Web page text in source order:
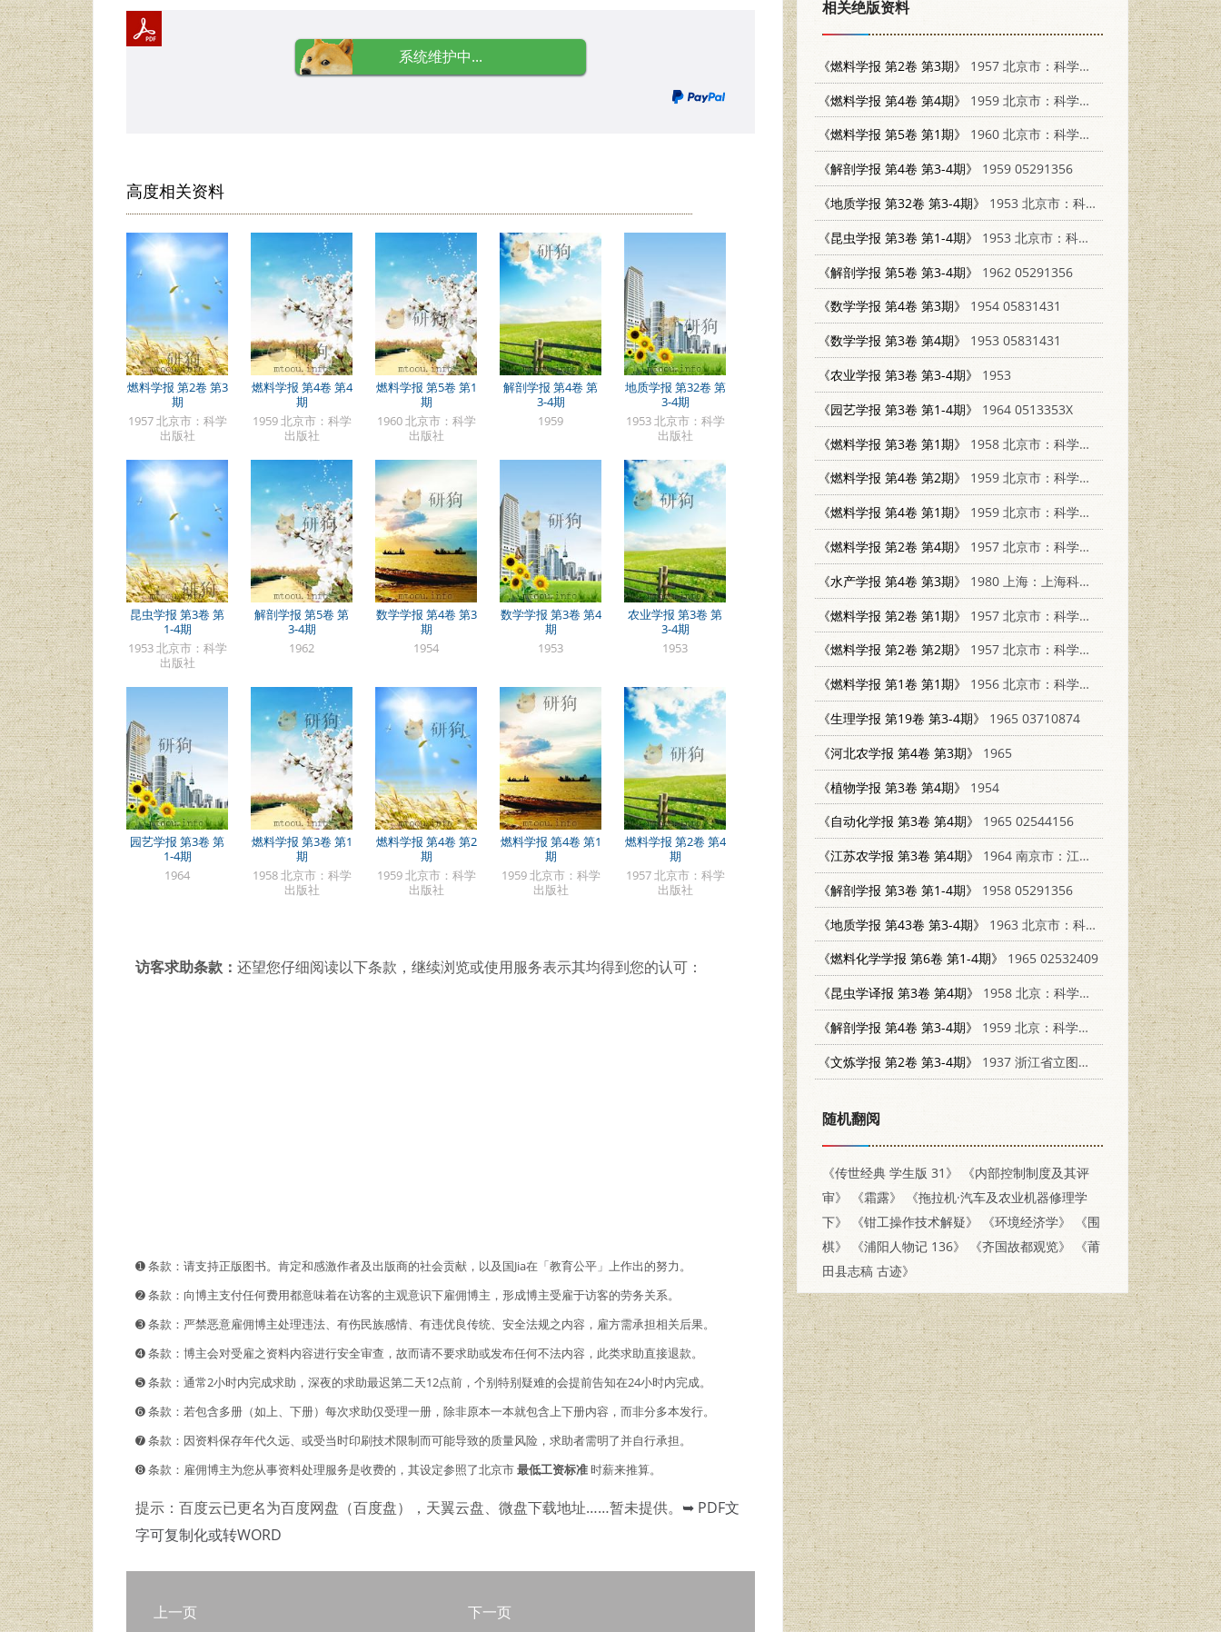
系统维护中...
高度相关资料
燃料学报 第2卷 第3
期
1957 北京市：科学
出版社
燃料学报 第4卷 第4
期
1959 北京市：科学
出版社
燃料学报 第5卷 第1
期
1960 北京市：科学
出版社
解剖学报 第4卷 第
3-4期
1959
地质学报 第32卷 第
3-4期
1953 北京市：科学
出版社
昆虫学报 第3卷 第
1-4期
1953 北京市：科学
出版社
解剖学报 第5卷 第
3-4期
1962
数学学报 第4卷 第3
期
1954
数学学报 第3卷 第4
期
1953
农业学报 第3卷 第
3-4期
1953
园艺学报 第3卷 第
1-4期
1964
燃料学报 第3卷 第1
期
1958 北京市：科学
出版社
燃料学报 第4卷 第2
期
1959 北京市：科学
出版社
燃料学报 第4卷 第1
期
1959 北京市：科学
出版社
燃料学报 第2卷 第4
期
1957 北京市：科学
出版社
访客求助条款： 还望您仔细阅读以下条款，继续浏览或使用服务表示其均得到您的认可：
➊️ 条款：请支持正版图书。肯定和感激作者及出版商的社会贡献，以及国Jia在「教育公平」上作出的努力。
➋️️ 条款：向博主支付任何费用都意味着在访客的主观意识下雇佣博主，形成博主受雇于访客的劳务关系。
➌ 条款：严禁恶意雇佣博主处理违法、有伤民族感情、有违优良传统、安全法规之内容，雇方需承担相关后果。
➍ 条款：博主会对受雇之资料内容进行安全审查，故而请不要求助或发布任何不法内容，此类求助直接退款。
➎ 条款：通常2小时内完成求助，深夜的求助最迟第二天12点前，个别特别疑难的会提前告知在24小时内完成。
➏ 条款：若包含多册（如上、下册）每次求助仅受理一册，除非原本一本就包含上下册内容，而非分多本发行。
➐ 条款：因资料保存年代久远、或受当时印刷技术限制而可能导致的质量风险，求助者需明了并自行承担。
➑ 条款：雇佣博主为您从事资料处理服务是收费的，其设定参照了北京市最低工资标准时薪来推算。
提示：百度云已更名为百度网盘（百度盘），天翼云盘、微盘下载地址……暂未提供。 ➥ PDF文
字可复制化或转WORD
上一页 下一页
相关绝版资料
《燃料学报 第2卷 第3期》
1957 北京市：科学出版社
《燃料学报 第4卷 第4期》
1959 北京市：科学出版社
《燃料学报 第5卷 第1期》
1960 北京市：科学出版社
《解剖学报 第4卷 第3-4期》
1959 05291356
《地质学报 第32卷 第3-4期》
1953 北京市：科学出版社 00015717
《昆虫学报 第3卷 第1-4期》
1953 北京市：科学出版社 04546296
《解剖学报 第5卷 第3-4期》
1962 05291356
《数学学报 第4卷 第3期》
1954 05831431
《数学学报 第3卷 第4期》
1953 05831431
《农业学报 第3卷 第3-4期》
1953
《园艺学报 第3卷 第1-4期》
1964 0513353X
《燃料学报 第3卷 第1期》
1958 北京市：科学出版社
《燃料学报 第4卷 第2期》
1959 北京市：科学出版社
《燃料学报 第4卷 第1期》
1959 北京市：科学出版社
《燃料学报 第2卷 第4期》
1957 北京市：科学出版社
《水产学报 第4卷 第3期》
1980 上海：上海科学技术出版社
《燃料学报 第2卷 第1期》
1957 北京市：科学出版社
《燃料学报 第2卷 第2期》
1957 北京市：科学出版社
《燃料学报 第1卷 第1期》
1956 北京市：科学出版社
《生理学报 第19卷 第3-4期》
1965 03710874
《河北农学报 第4卷 第3期》
1965
《植物学报 第3卷 第4期》
1954
《自动化学报 第3卷 第4期》
1965 02544156
《江苏农学报 第3卷 第4期》
1964 南京市：江苏人民出版社
《解剖学报 第3卷 第1-4期》
1958 05291356
《地质学报 第43卷 第3-4期》
1963 北京市：科学出版社 00015717
《燃料化学学报 第6卷 第1-4期》
1965 02532409
《昆虫学译报 第3卷 第4期》
1958 北京：科学出版社
《解剖学报 第4卷 第3-4期》
1959 北京：科学出版社
《文炼学报 第2卷 第3-4期》
1937 浙江省立图书馆
随机翻阅
《传世经典 学生版 31》
《内部控制制度及其评
审》
《霜露》
《拖拉机·汽车及农业机器修理学
下》
《钳工操作技术解疑》 《环境经济学》
《围
棋》
《浦阳人物记 136》 《齐国故都观览》
《莆
田县志稿 古迹》